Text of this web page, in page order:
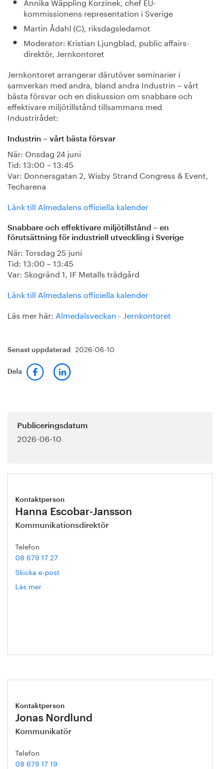
kommissionens representation i Sverige
Martin Ådahl (C), riksdagsledamot
Moderator: Kristian Ljungblad, public affairs-
direktör, Jernkontoret
Jernkontoret arrangerar därutöver seminarier i
samverkan med andra, bland andra Industrin – vårt
bästa försvar och en diskussion om snabbare och
effektivare miljötillstånd tillsammans med
Industrirådet:
Industrin – vårt bästa försvar
När: Onsdag 24 juni
Tid: 13:00 – 13:45
Var: Donnersgatan 2, Wisby Strand Congress & Event,
Techarena
Länk till Almedalens officiella kalender
Snabbare och effektivare miljötillstånd – en
förutsättning för industriell utveckling i Sverige
När: Torsdag 25 juni
Tid: 13:00 – 13:45
Var: Skogränd 1, IF Metalls trädgård
Länk till Almedalens officiella kalender
Läs mer här: Almedalsveckan - Jernkontoret
Senast uppdaterad 2026-06-10
Dela
Publiceringsdatum
2026-06-10
Kontaktperson
Hanna Escobar-Jansson
Kommunikationsdirektör
Telefon
08 679 17 27
Skicka e-post
Läs mer
Kontaktperson
Jonas Nordlund
Kommunikatör
Telefon
08 679 17 19